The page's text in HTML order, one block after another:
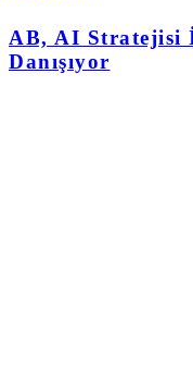
AB, AI Stratejisi
Danışıyor